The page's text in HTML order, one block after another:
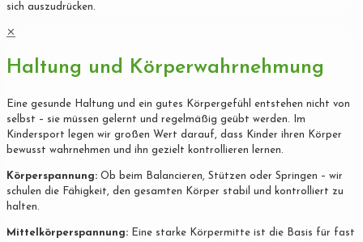
sich auszudrücken.
✕
Haltung und Körperwahrnehmung
Eine gesunde Haltung und ein gutes Körpergefühl entstehen nicht von
selbst – sie müssen gelernt und regelmäßig geübt werden. Im
Kindersport legen wir großen Wert darauf, dass Kinder ihren Körper
bewusst wahrnehmen und ihn gezielt kontrollieren lernen.
Körperspannung: Ob beim Balancieren, Stützen oder Springen – wir
schulen die Fähigkeit, den gesamten Körper stabil und kontrolliert zu
halten.
Mittelkörperspannung: Eine starke Körpermitte ist die Basis für fast